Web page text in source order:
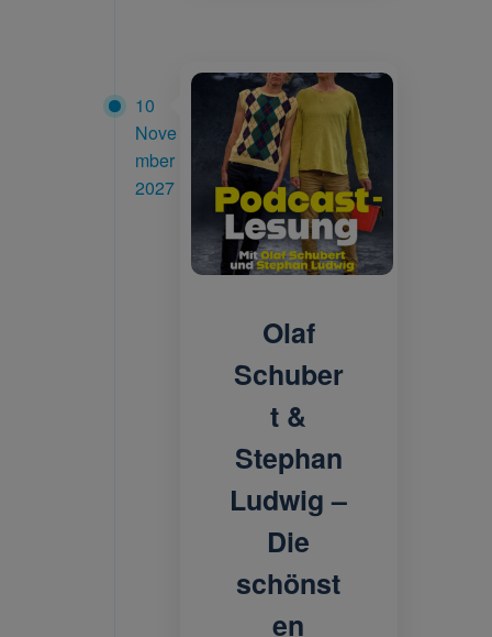
10
Nove
mber
2027
Olaf
Schuber
t &
Stephan
Ludwig –
Die
schönst
en